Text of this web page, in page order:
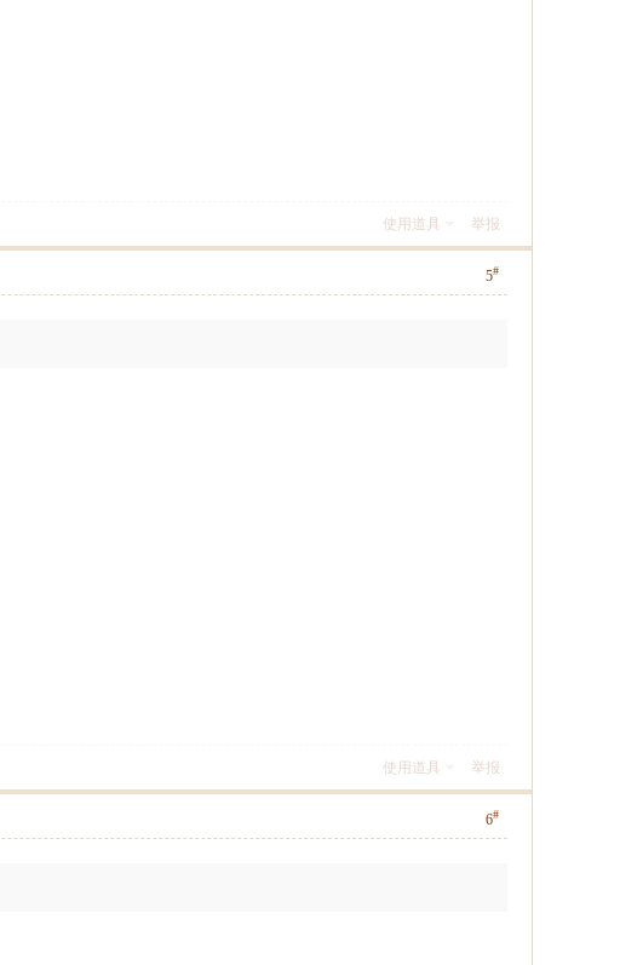
使用道具 举报
5#
使用道具 举报
6#